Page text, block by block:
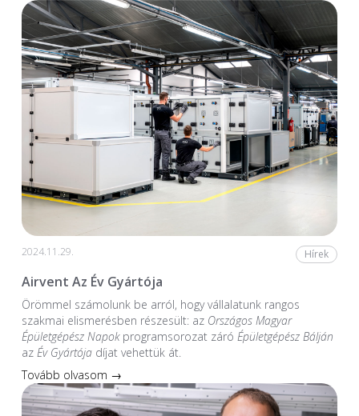
2024.11.29. Hírek
Airvent Az Év Gyártója
Örömmel számolunk be arról, hogy vállalatunk rangos
szakmai elismerésben részesült: az Országos Magyar
Épületgépész Napokprogramsorozat záró Épületgépész Bálján
az Év Gyártójadíjat vehettük át.
Tovább olvasom →